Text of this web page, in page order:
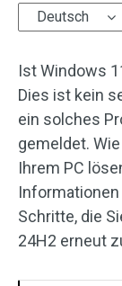
Deutsch
Ist Windows
Dies ist kein
ein solches
gemeldet.
Ihrem PC
Schritte, die
24H2 erneut